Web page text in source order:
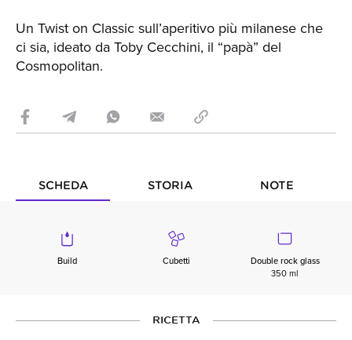
Un Twist on Classic sull’aperitivo più milanese che
ci sia, ideato da Toby Cecchini, il “papà” del
Cosmopolitan.
SCHEDA STORIA NOTE
Build Cubetti
Double rock glass
350 ml
RICETTA